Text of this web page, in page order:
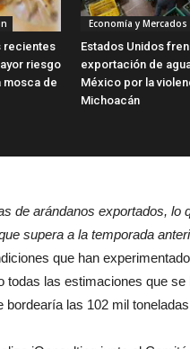
recientes
riesgo
mosca de
Economía y Mercados
Estados Unidos
exportación de
México por la
Michoacán
de arándanos exportados, lo
supera a la temporada
que han
las estimaciones que
las 102 mil